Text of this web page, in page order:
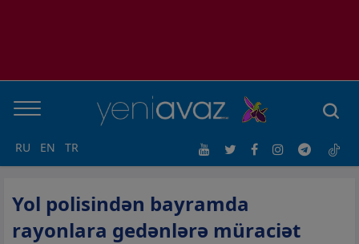
RU EN TR
Yol polisindən bayramda
rayonlara gedənlərə müraciət